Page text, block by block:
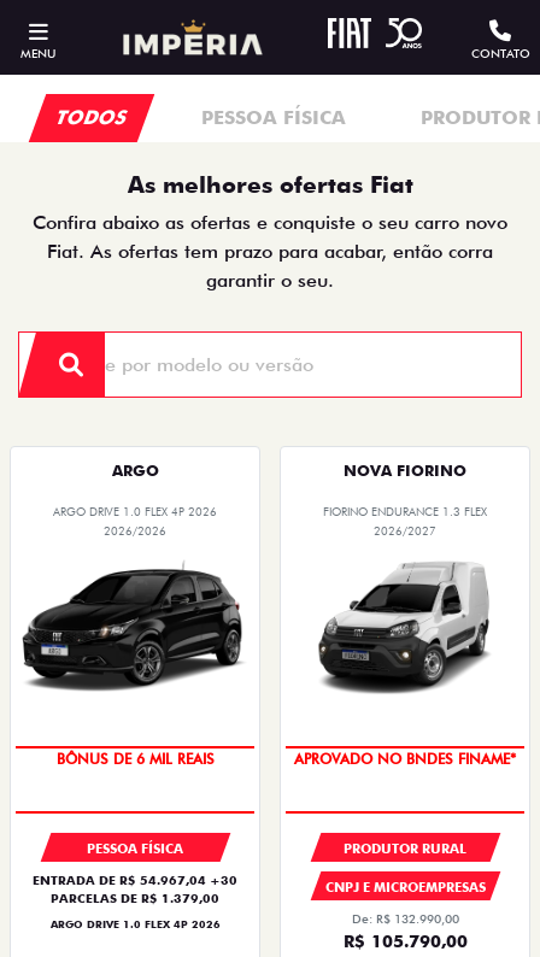
MENU CONTATO
TODOS PESSOA FÍSICA PRODUTOR
As melhores ofertas Fiat
Confira abaixo as ofertas e conquiste o seu carro novo
Fiat. As ofertas tem prazo para acabar, então corra
garantir o seu.
ARGO
ARGO DRIVE 1.0 FLEX 4P 2026
2026/2026
BÔNUS DE 6 MIL REAIS
PESSOA FÍSICA
ENTRADA DE R$ 54.967,04 +30
PARCELAS DE R$ 1.379,00
ARGO DRIVE 1.0 FLEX 4P 2026
NOVA FIORINO
FIORINO ENDURANCE 1.3 FLEX
2026/2027
APROVADO NO BNDES FINAME*
PRODUTOR RURAL
CNPJ E MICROEMPRESAS
De: R$ 132.990,00
R$ 105.790,00